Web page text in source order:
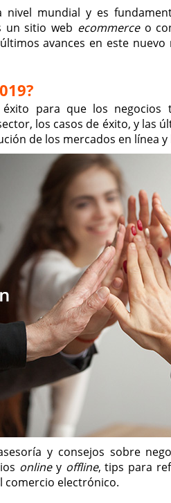
mundial y es
un sitio web ecommerceo
avances en este
éxito para que los
los casos de éxito, y las
de los mercados en línea y
y consejos sobre
onliney offline, tips para
comercio electrónico.